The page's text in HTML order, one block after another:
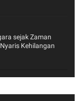
sejak Zaman
Kehilangan